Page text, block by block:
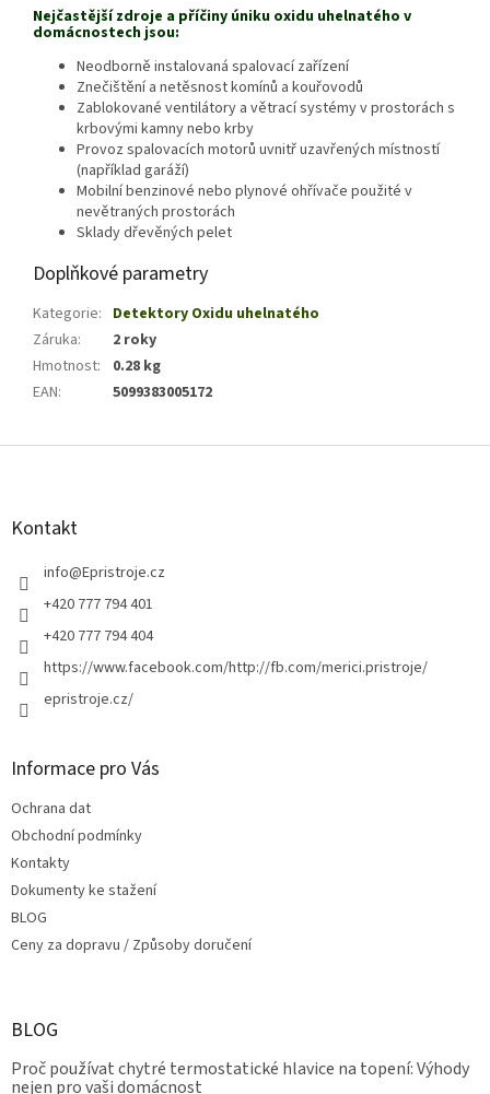
Nejčastější zdroje a příčiny úniku oxidu uhelnatého v
domácnostech jsou:
Neodborně instalovaná spalovací zařízení
Znečištění a netěsnost komínů a kouřovodů
Zablokované ventilátory a větrací systémy v prostorách s
krbovými kamny nebo krby
Provoz spalovacích motorů uvnitř uzavřených místností
(například garáží)
Mobilní benzinové nebo plynové ohřívače použité v
nevětraných prostorách
Sklady dřevěných pelet
Doplňkové parametry
Kategorie: Detektory Oxidu uhelnatého
Záruka:
2 roky
Hmotnost:
0.28 kg
EAN: 5099383005172
Z
Kontakt
info@Epristroje.cz
+420 777 794 401
+420 777 794 404
https://www.facebook.com/http://fb.com/merici.pristroje/
epristroje.cz/
Informace pro Vás
Ochrana dat
Obchodní podmínky
Kontakty
Dokumenty ke stažení
BLOG
Ceny za dopravu / Způsoby doručení
BLOG
Proč používat chytré termostatické hlavice na topení: Výhody
nejen pro vaši domácnost